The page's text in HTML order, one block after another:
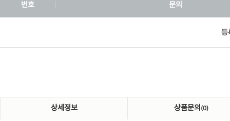
번호 문의
등
상세정보 상품문의 (0)